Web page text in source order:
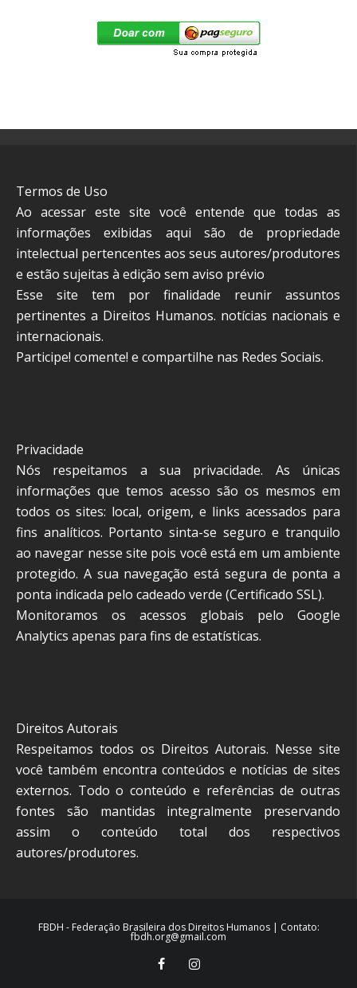
Termos de Uso
Ao acessar este site você entende que todas as
informações exibidas aqui são de propriedade
intelectual pertencentes aos seus autores/produtores
e estão sujeitas à edição sem aviso prévio
Esse site tem por finalidade reunir assuntos
pertinentes a Direitos Humanos. notícias nacionais e
internacionais.
Participe! comente! e compartilhe nas Redes Sociais.
Privacidade
Nós respeitamos a sua privacidade. As únicas
informações que temos acesso são os mesmos em
todos os sites: local, origem, e links acessados para
fins analíticos. Portanto sinta-se seguro e tranquilo
ao navegar nesse site pois você está em um ambiente
protegido. A sua navegação está segura de ponta a
ponta indicada pelo cadeado verde (Certificado SSL).
Monitoramos os acessos globais pelo Google
Analytics apenas para fins de estatísticas.
Direitos Autorais
Respeitamos todos os Direitos Autorais. Nesse site
você também encontra conteúdos e notícias de sites
externos. Todo o conteúdo e referências de outras
fontes são mantidas integralmente preservando
assim o conteúdo total dos respectivos
autores/produtores.
FBDH - Federação Brasileira dos Direitos Humanos | Contato:
fbdh.org@gmail.com